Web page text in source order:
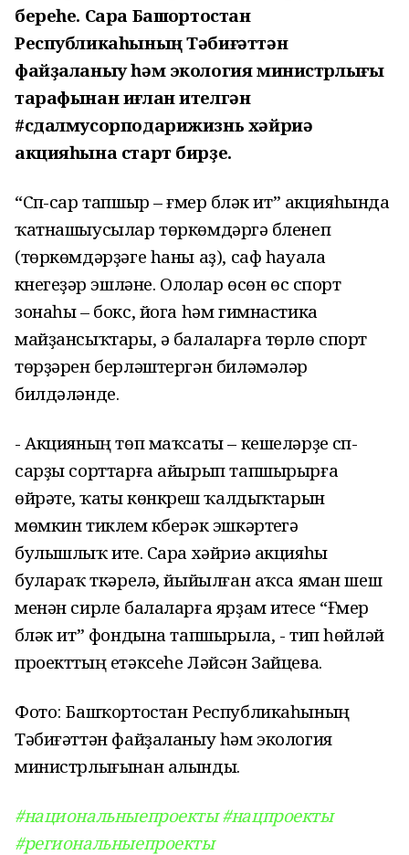
береһе. Сара Башҡортостан
Республикаһының Тәбиғәттән
файҙаланыу һәм экология министрлығы
тарафынан иғлан ителгән
#сдалмусорподарижизнь хәйриә
акцияһына старт бирҙе.
“Сүп-сар тапшыр – ғүмер бүләк ит” акцияһында
ҡатнашыусылар төркөмдәргә бүленеп
(төркөмдәрҙәге һаны аҙ), саф һауала
күнегеүҙәр эшләне. Ололар өсөн өс спорт
зонаһы – бокс, йога һәм гимнастика
майҙансыҡтары, ә балаларға төрлө спорт
төрҙәрен берләштергән биләмәләр
билдәләнде.
- Акцияның төп маҡсаты – кешеләрҙе сүп-
сарҙы сорттарға айырып тапшырырға
өйрәтеү, ҡаты көнкүреш ҡалдыҡтарын
мөмкин тиклем күберәк эшкәртеүгә
булышлыҡ итеү. Сара хәйриә акцияһы
булараҡ үткәрелә, йыйылған аҡса яман шеш
менән сирле балаларға ярҙам итеүсе “Ғүмер
бүләк ит” фондына тапшырыла, - тип һөйләй
проекттың етәксеһе Ләйсән Зайцева.
Фото: Башҡортостан Республикаһының
Тәбиғәттән файҙаланыу һәм экология
министрлығынан алынды.
#национальныепроекты #нацпроекты
#региональныепроекты